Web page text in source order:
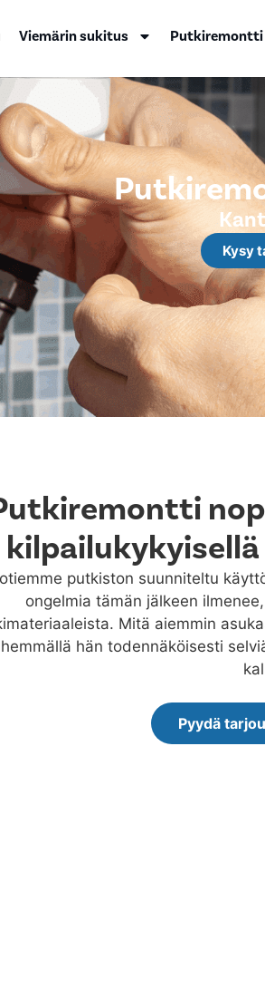
Viemärin sukitus Putkiremontti
Kysy
putkiston suunniteltu
ongelmia tämän jälkeen
Mitä aiemmin
hän todennäköisesti
Pyydä